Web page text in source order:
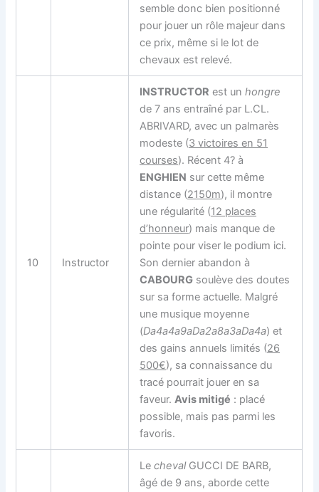
semble donc bien positionné
pour jouer un rôle majeur dans
ce prix, même si le lot de
chevaux est relevé.
10 Instructor
INSTRUCTOR est unhongre
de 7 ans entraîné par L.CL.
ABRIVARD, avec un palmarès
modeste (3 victoires en 51
courses). Récent 4? à
ENGHIEN sur cette même
distance (2150m), il montre
une régularité (12 places
d’honneur) mais manque de
pointe pour viser le podium ici.
Son dernier abandon à
CABOURG soulève des doutes
sur sa forme actuelle. Malgré
une musique moyenne
(Da4a4a9aDa2a8a3aDa4a) et
des gains annuels limités (26
500€), sa connaissance du
tracé pourrait jouer en sa
faveur. Avis mitigé : placé
possible, mais pas parmi les
favoris.
LechevalGUCCI DE BARB,
âgé de 9 ans, aborde cette